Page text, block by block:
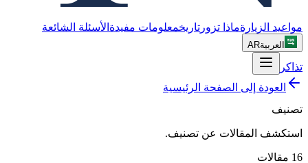
مواعيد الزيارةماذا تزور تاريخمعلومات مفيدة الأسئلة الشائعة
العربيةAR
تذاكر
العودة إلى الصفحة الرئيسية
تصنيف
استكشف المقالات عن تصنيف.
16 مقالات